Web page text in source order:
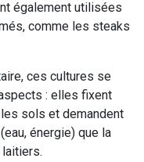
également utilisées
comme les steaks
ces cultures se
: elles fixent
sols et demandent
énergie) que la